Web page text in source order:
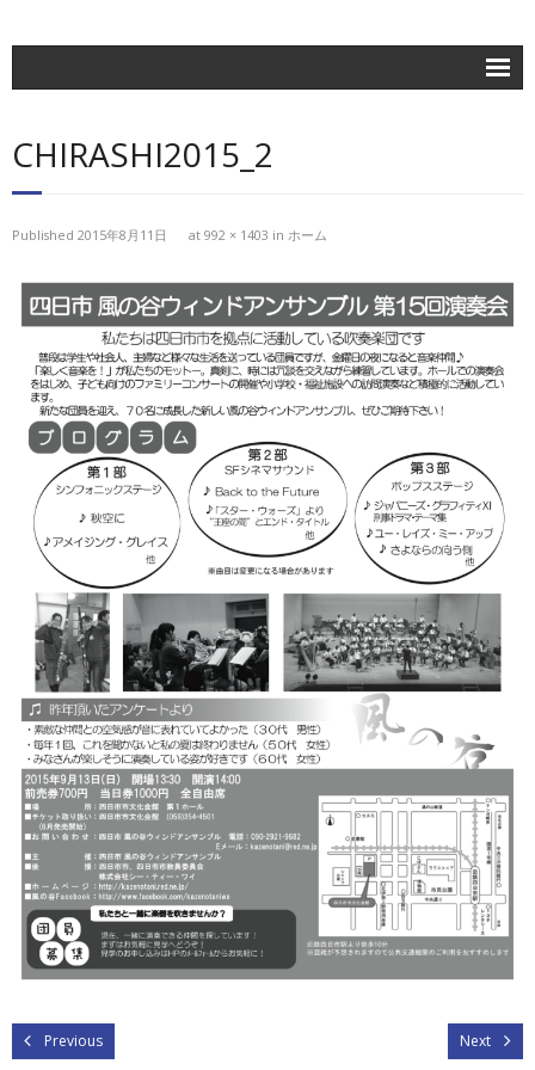
楽団紹介
ブログ
団員専用
CHIRASHI2015_2
Published 2015年8月11日 at 992 × 1403 in ホーム
Previous Next